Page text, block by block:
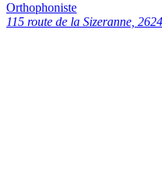
Orthophoniste
115 route de la Sizeranne,